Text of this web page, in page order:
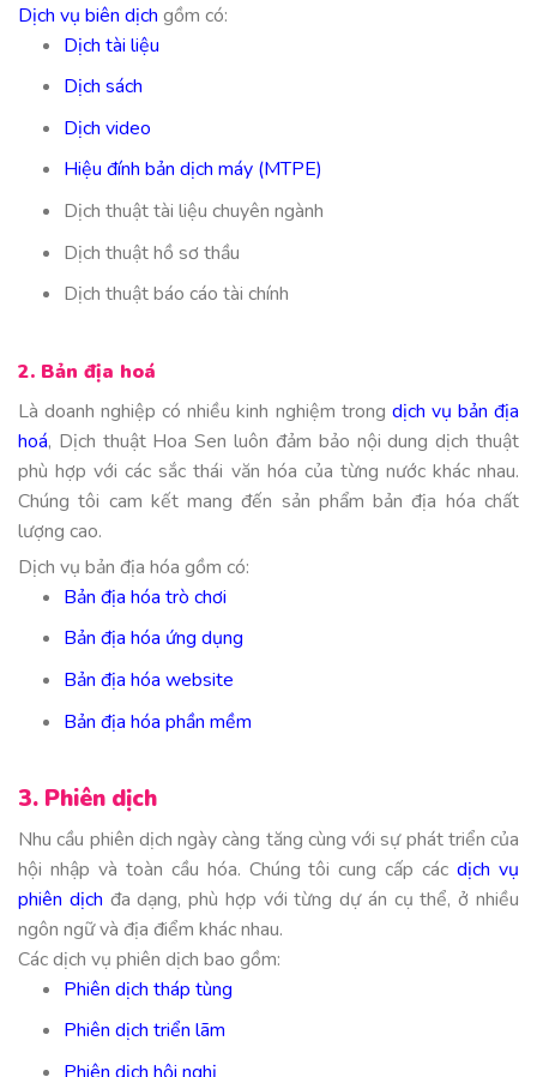
Dịch vụ biên dịch gồm có:
Dịch tài liệu
Dịch sách
Dịch video
Hiệu đính bản dịch máy (MTPE)
Dịch thuật tài liệu chuyên ngành
Dịch thuật hồ sơ thầu
Dịch thuật báo cáo tài chính
2. Bản địa hoá
Là doanh nghiệp có nhiều kinh nghiệm trong dịch vụ bản địa
hoá, Dịch thuật Hoa Sen luôn đảm bảo nội dung dịch thuật
phù hợp với các sắc thái văn hóa của từng nước khác nhau.
Chúng tôi cam kết mang đến sản phẩm bản địa hóa chất
lượng cao.
Dịch vụ bản địa hóa gồm có:
Bản địa hóa trò chơi
Bản địa hóa ứng dụng
Bản địa hóa website
Bản địa hóa phần mềm
3. Phiên dịch
Nhu cầu phiên dịch ngày càng tăng cùng với sự phát triển của
hội nhập và toàn cầu hóa. Chúng tôi cung cấp cácdịch vụ
phiên dịch đa dạng, phù hợp với từng dự án cụ thể, ở nhiều
ngôn ngữ và địa điểm khác nhau.
Các dịch vụ phiên dịch bao gồm:
Phiên dịch tháp tùng
Phiên dịch triển lãm